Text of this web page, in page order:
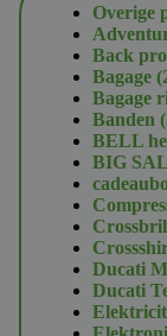
Overige
Back
Bagage
Bagage
Banden
BELL
BIG
Ducati
Ducati